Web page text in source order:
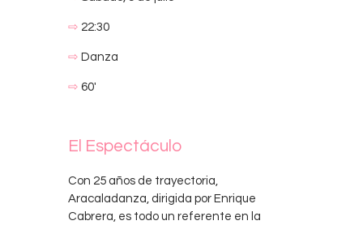
⇨ 22:30
⇨ Danza
⇨ 60′
El Espectáculo
Con 25 años de trayectoria,
Aracaladanza, dirigida por Enrique
Cabrera, es todo un referente en la